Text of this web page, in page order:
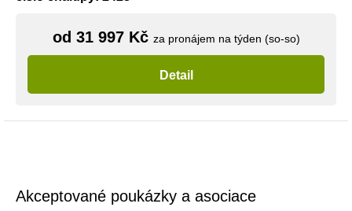
od 31 997 Kč za pronájem na týden (so-so)
Detail
Akceptované poukázky a asociace